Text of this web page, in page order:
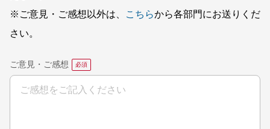
※ご意見・ご感想以外は、
こちらから各部門にお送りくだ
さい。
ご意見・ご感想